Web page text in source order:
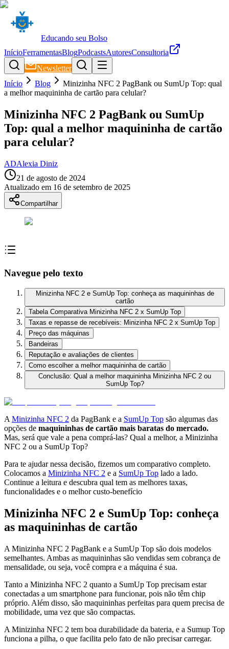
Educando seu Bolso
InícioFerramentasBlogPodcastsAutoresConsultoria
Newsletter
Início
Blog
Minizinha NFC 2 PagBank ou SumUp Top: qual
a melhor maquininha de cartão para celular?
Minizinha NFC 2 PagBank ou SumUp
Top: qual a melhor maquininha de cartão
para celular?
ADAlexia Diniz
21 de agosto de 2024
Atualizado em 16 de setembro de 2025
Compartilhar
Navegue pelo texto
Minizinha NFC 2 e SumUp Top: conheça as maquininhas de
cartão
Tabela Comparativa Minizinha NFC 2 x SumUp Top
Taxas e repasse de recebíveis: Minizinha NFC 2 x SumUp Top
Preço das máquinas
Bandeiras
Reputação e avaliações de clientes
Como escolher a melhor maquininha de cartão
Conclusão: Qual a melhor maquininha Minizinha NFC 2 ou
SumUp Top?
A Minizinha NFC 2 da PagBank e a SumUp Top são algumas das
opções de maquininhas de cartão mais baratas do mercado.
Mas, será que vale a pena comprá-las? Qual a melhor, a Minizinha
NFC 2 ou a SumUp Top?
Para te ajudar nessa decisão, fizemos um comparativo completo.
Colocamos a Minizinha NFC 2 e a SumUp Top lado a lado.
Continue a leitura e descubra qual tem as melhores taxas,
funcionalidades e o melhor custo-benefício
Minizinha NFC 2 e SumUp Top: conheça
as maquininhas de cartão
A Minizinha NFC 2 PagBank e a SumUp Top são dois modelos
semelhantes. Ambas as maquininhas são vendidas sem cobrança de
mensalidade, ou seja, você compra e a máquina é sua.
Tanto a Minizinha NFC 2 quanto a SumUp Top precisam estar
conectadas a um smartphone para funcionar, pois não têm chip
próprio. Além disso, são maquininhas perfeitas para quem precisa de
mobilidade, uma vez que são compactas.
A Minizinha NFC 2 tem boa durabilidade da bateria, e a Sumup Top
funciona a pilha, o que facilita pelo fato de não precisar carregar.